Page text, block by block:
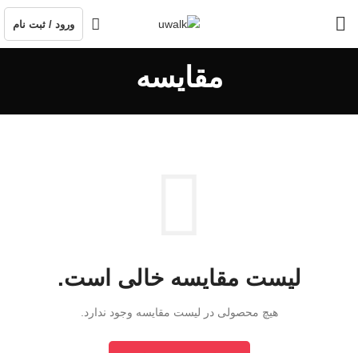
ورود / ثبت نام
مقایسه
لیست مقایسه خالی است.
هیچ محصولی در لیست مقایسه وجود ندارد.